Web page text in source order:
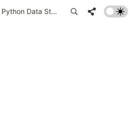
Python Data Structures